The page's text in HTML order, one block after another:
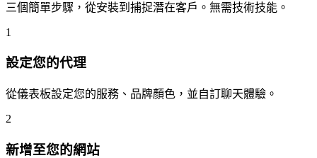
三個簡單步驟，從安裝到捕捉潛在客戶。無需技術技能。
1
設定您的代理
從儀表板設定您的服務、品牌顏色，並自訂聊天體驗。
2
新增至您的網站